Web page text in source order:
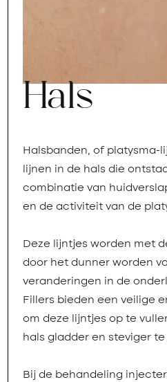
Hals
Halsbanden, of platysma-
lijnen in de hals die
combinatie van
en de activiteit van de
Deze lijntjes worden met
door het dunner worden
veranderingen in de
Fillers bieden een veilige
om deze lijntjes op te
hals gladder en steviger te
Bij de behandeling